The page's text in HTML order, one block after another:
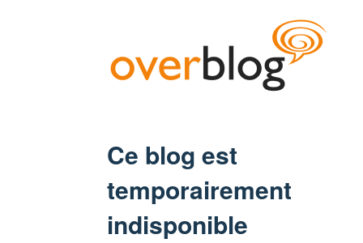
Ce blog est
temporairement
indisponible